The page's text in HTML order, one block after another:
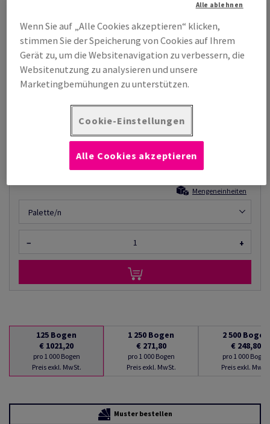
Novatech, Matt, beidseitig gestrichen, weiss, holzfrei ECF, 200g/m2,
700mm x 1000mm, B1, SB, Pal. zu 5000 Bogen ungeriest, abgesteckt
zu 125 Bogen, FSC Mix Credit
Produktinformation
Produkt weiterempfehlen
Mengeneinheiten
Palette/n
− +
125 Bogen
€ 1021,20
pro 1 000 Bogen
Preis exkl. MwSt.
1 250 Bogen
€ 271,80
pro 1 000 Bogen
Preis exkl. MwSt.
2 500 Bogen
€ 248,80
pro 1 000 Bogen
Preis exkl. MwSt.
Muster bestellen
Wenn Sie auf „Alle Cookies akzeptieren“ klicken,
stimmen Sie der Speicherung von Cookies auf Ihrem
Gerät zu, um die Websitenavigation zu verbessern, die
Websitenutzung zu analysieren und unsere
Marketingbemühungen zu unterstützen.
Cookie-Einstellungen
Alle ablehnen
Alle Cookies akzeptieren